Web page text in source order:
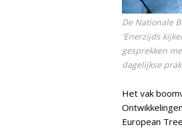
De Nationale
'Enerzijds
gesprekken
dagelijkse
Het vak
European